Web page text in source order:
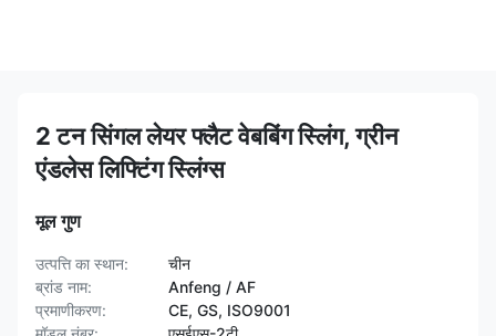
2 टन सिंगल लेयर फ्लैट वेबबिंग स्लिंग, ग्रीन
एंडलेस लिफ्टिंग स्लिंग्स
मूल गुण
उत्पत्ति का स्थान:
चीन
ब्रांड नाम:
Anfeng / AF
प्रमाणीकरण:
CE, GS, ISO9001